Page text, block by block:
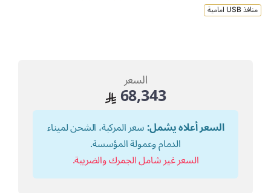
منافذ USB امامية
السعر
68,343
السعر أعلاه يشمل:سعر المركبة، الشحن لميناء
الدمام وعمولة المؤسسة.
السعر غير شامل الجمرك والضريبة.